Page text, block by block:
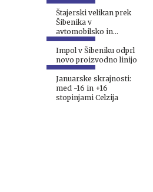
Štajerski velikan prek
Šibenika v
avtomobilsko in
letalsko industrijo
Impol v Šibeniku odprl
novo proizvodno linijo
Januarske skrajnosti:
med -16 in +16
stopinjami Celzija